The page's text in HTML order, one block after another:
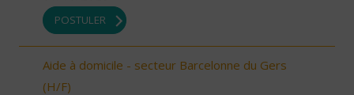
POSTULER
Aide à domicile - secteur Barcelonne du Gers
(H/F)